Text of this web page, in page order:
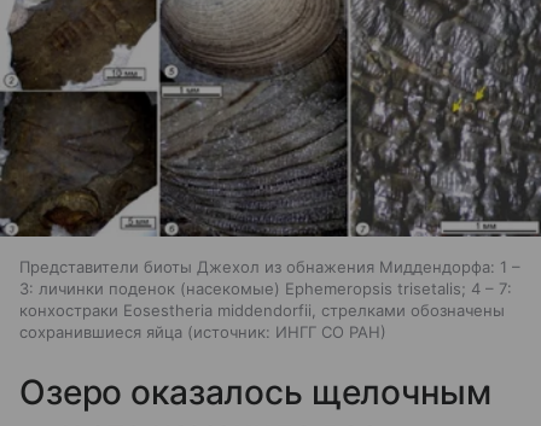
Представители биоты Джехол из обнажения Миддендорфа: 1 –
3: личинки поденок (насекомые) Ephemeropsis trisetalis; 4 – 7:
конхостраки Eosestheria middendorfii, стрелками обозначены
сохранившиеся яйца
источник: ИНГГ СО РАН
Озеро оказалось щелочным